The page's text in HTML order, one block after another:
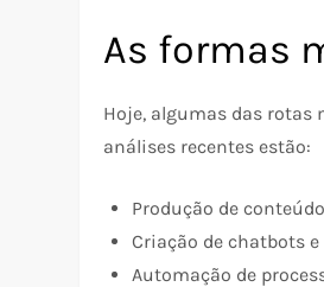
As formas
Hoje, algumas das rotas
análises recentes estão:
Produção de
Criação de chatbots
Automação de